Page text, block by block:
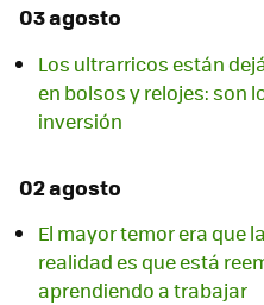
03 agosto
Los ultrarricos están
en bolsos y relojes: son
inversión
02 agosto
El mayor temor era que
realidad es que está
aprendiendo a trabajar